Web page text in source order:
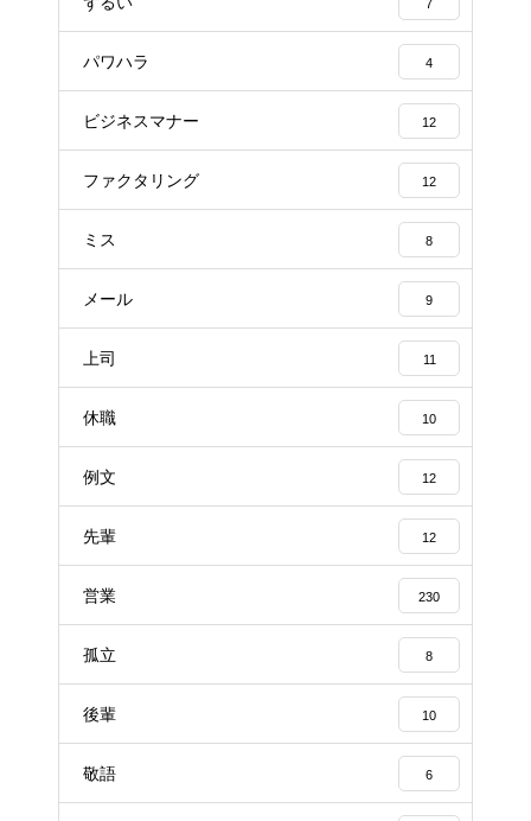
7
パワハラ 4
ビジネスマナー 12
ファクタリング 12
ミス 8
メール 9
上司 11
休職 10
例文 12
先輩 12
営業 230
孤立 8
後輩 10
敬語 6